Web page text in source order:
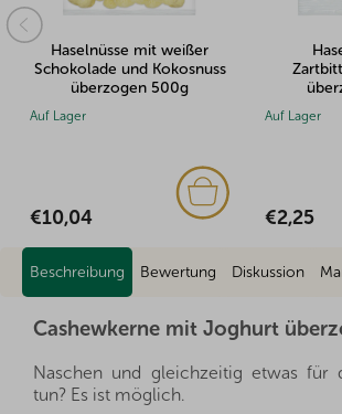
Haselnüsse mit
Zartbitterschokolade
überzogen 100g
Auf Lager
€2,25
Auf Lager
€1,89
Beschreibung Bewertung Diskussion
Cashewkerne mit Joghurt
Naschen und gleichzeitig etwas für
tun? Es ist möglich.